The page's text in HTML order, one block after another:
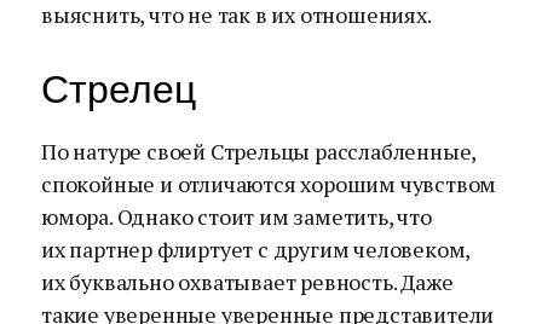
выяснить, что не так в их отношениях.
Стрелец
По натуре своей Стрельцы расслабленные,
спокойные и отличаются хорошим чувством
юмора. Однако стоит им заметить, что
их партнер флиртует с другим человеком,
их буквально охватывает ревность. Даже
такие уверенные уверенные представители